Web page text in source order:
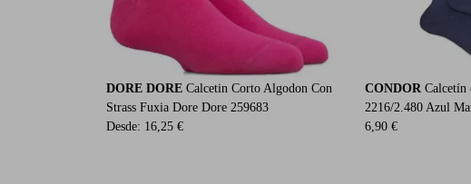
DORE DORE Calcetin Corto Algodon Con
Strass Fuxia Dore Dore 259683
Desde: 16,25 €
CONDOR Calcetín
2216/2.480 Azul
6,90 €